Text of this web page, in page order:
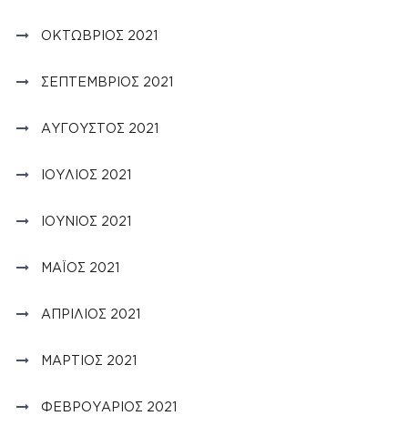
ΟΚΤΏΒΡΙΟΣ 2021
ΣΕΠΤΈΜΒΡΙΟΣ 2021
ΑΎΓΟΥΣΤΟΣ 2021
ΙΟΎΛΙΟΣ 2021
ΙΟΎΝΙΟΣ 2021
ΜΆΙΟΣ 2021
ΑΠΡΊΛΙΟΣ 2021
ΜΆΡΤΙΟΣ 2021
ΦΕΒΡΟΥΆΡΙΟΣ 2021